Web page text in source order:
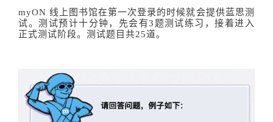
myON 线上图书馆在第一次登录的时候就会提供蓝思测
试。测试预计十分钟，先会有3题测试练习，接着进入
正式测试阶段。测试题目共25道。